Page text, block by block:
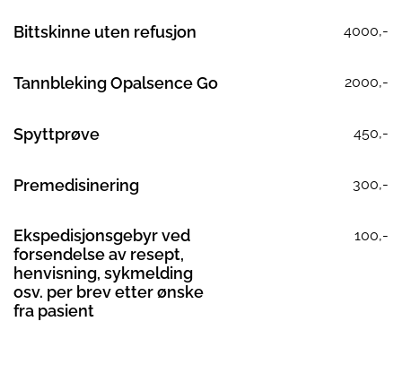
Bittskinne uten refusjon 4000,-
Tannbleking Opalsence Go 2000,-
Spyttprøve 450,-
Premedisinering 300,-
Ekspedisjonsgebyr ved
forsendelse av resept,
henvisning, sykmelding
osv. per brev etter ønske
fra pasient
100,-